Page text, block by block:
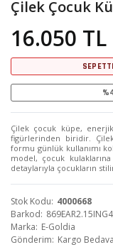
Çilek Çocuk
16.050 TL
Çilek çocuk küpe, enerjik
figürlerinden biridir.
formu günlük kullanımı
model, çocuk
detaylarıyla çocukların
Stok Kodu 4000668
Barkod
Marka E-Goldia
Gönderim Kargo Bedava